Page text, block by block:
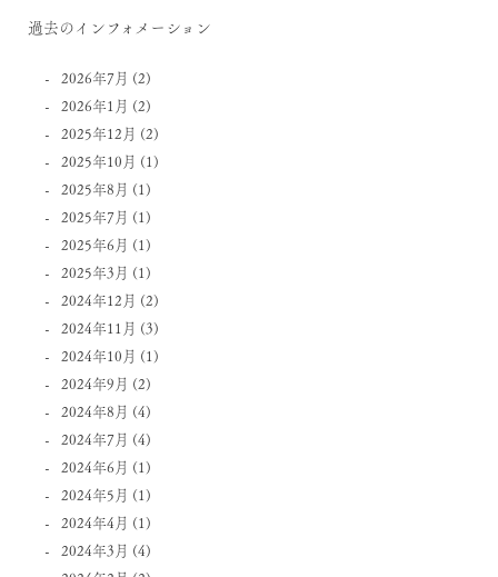
過去のインフォメーション
2026年7月 (2)
2026年1月 (2)
2025年12月 (2)
2025年10月 (1)
2025年8月 (1)
2025年7月 (1)
2025年6月 (1)
2025年3月 (1)
2024年12月 (2)
2024年11月 (3)
2024年10月 (1)
2024年9月 (2)
2024年8月 (4)
2024年7月 (4)
2024年6月 (1)
2024年5月 (1)
2024年4月 (1)
2024年3月 (4)